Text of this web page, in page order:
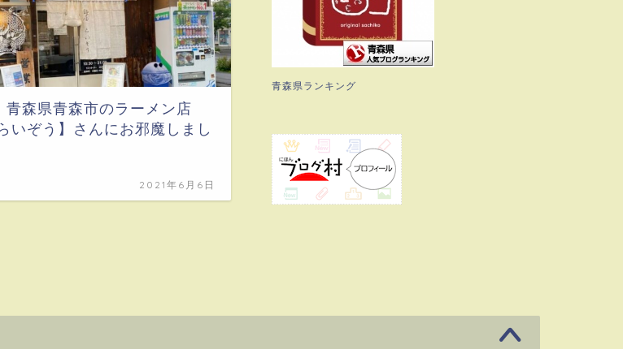
青森県青森市のラーメン店
いぞう】さんにお邪魔しまし
2021年6月6日
青森県ランキング